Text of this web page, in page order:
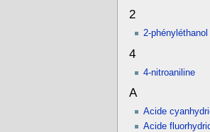
2
2-phényléthanol
4
4-nitroaniline
A
Acide
Acide